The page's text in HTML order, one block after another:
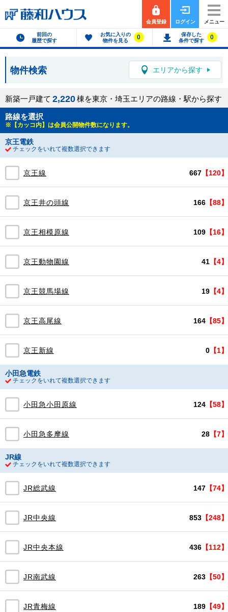
会員登録 ログイン メニュー
前回の
履歴で探す
お気に入りの
物件を見る
0
保存した
条件で探す
0
物件検索 エリアから探す
新築一戸建て 2,220棟を東京・埼玉エリアの路線・駅から探す
路線を選択
※【カッコ内】は会員公開物件数になります。
京王電鉄
チェックをいれて複数選択できます
京王線 【120】
667
京王井の頭線 【88】
166
京王相模原線 【16】
109
京王動物園線 【4】
41
京王競馬場線 【4】
19
京王高尾線 【85】
164
京王新線 【1】
0
小田急電鉄
チェックをいれて複数選択できます
小田急小田原線 【58】
124
小田急多摩線 【7】
28
JR線
チェックをいれて複数選択できます
JR総武線 【74】
147
JR中央線 【248】
853
JR中央本線 【112】
436
JR南武線 【50】
263
JR青梅線 【49】
189